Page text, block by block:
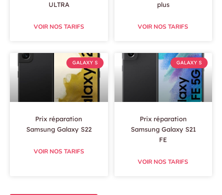
ULTRA
VOIR NOS TARIFS
plus
VOIR NOS TARIFS
GALAXY S
Prix réparation
Samsung Galaxy S22
VOIR NOS TARIFS
GALAXY S
Prix réparation
Samsung Galaxy S21
FE
VOIR NOS TARIFS